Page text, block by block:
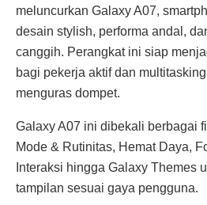
meluncurkan Galaxy A07,
desain stylish, performa andal,
canggih. Perangkat ini siap
bagi pekerja aktif dan
menguras dompet.
Galaxy A07 ini dibekali berbagai
Mode & Rutinitas, Hemat Daya,
Interaksi hingga Galaxy Themes
tampilan sesuai gaya pengguna.